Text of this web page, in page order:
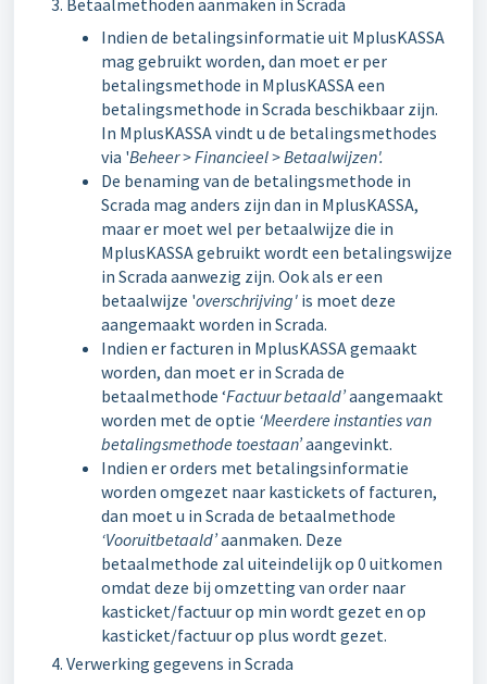
Betaalmethoden aanmaken in Scrada
Indien de betalingsinformatie uit MplusKASSA
mag gebruikt worden, dan moet er per
betalingsmethode in MplusKASSA een
betalingsmethode in Scrada beschikbaar zijn.
In MplusKASSA vindt u de betalingsmethodes
via 'Beheer > Financieel > Betaalwijzen'.
De benaming van de betalingsmethode in
Scrada mag anders zijn dan in MplusKASSA,
maar er moet wel per betaalwijze die in
MplusKASSA gebruikt wordt een betalingswijze
in Scrada aanwezig zijn. Ook als er een
betaalwijze 'overschrijving' is moet deze
aangemaakt worden in Scrada.
Indien er facturen in MplusKASSA gemaakt
worden, dan moet er in Scrada de
betaalmethode ‘Factuur betaald’aangemaakt
worden met de optie ‘Meerdere instanties van
betalingsmethode toestaan’aangevinkt.
Indien er orders met betalingsinformatie
worden omgezet naar kastickets of facturen,
dan moet u in Scrada de betaalmethode
‘Vooruitbetaald’aanmaken. Deze
betaalmethode zal uiteindelijk op 0 uitkomen
omdat deze bij omzetting van order naar
kasticket/factuur op min wordt gezet en op
kasticket/factuur op plus wordt gezet.
Verwerking gegevens in Scrada